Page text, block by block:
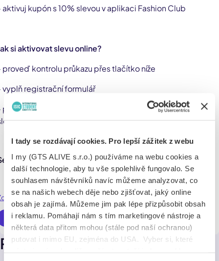
I tady se rozdávají cookies. Pro lepší zážitek z webu
I my (GTS ALIVE s.r.o.) používáme na webu cookies a
další technologie, aby tu vše spolehlivě fungovalo. Se
souhlasem návštěvníků navíc můžeme analyzovat, co
se na našich webech děje nebo zjišťovat, jaký online
obsah je zajímá. Můžeme jim pak lépe přizpůsobit obsah
i reklamu. Pomáhají nám s tím marketingové nástroje a
některá data přitom mohou (stále pod naší ochranou)
putovat i mimo EU, zejména do USA. Vyber si, které
aktivuj kupón s 10% slevou v aplikaci Fashion Club
si aktivovat slevu online?
proveď kontrolu průkazu přes tlačítko níže
vyplň registrační formulář
přihlaš se do aplikace Fashion Club a aktivuj kupón s 10%
zapojených obchodů naleznešZDE.
více
Využít online
Pobočky